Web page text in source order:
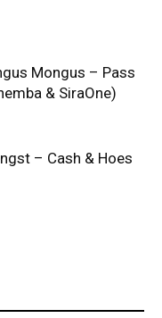
Mongus – Pass
& SiraOne)
– Cash & Hoes